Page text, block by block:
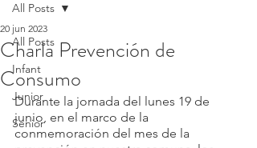
All Posts
Infant
Junior
Senior
All Posts
Charla Prevención de
Consumo
20 jun 2023
Durante la jornada del lunes 19 de
junio, en el marco de la
conmemoración del mes de la